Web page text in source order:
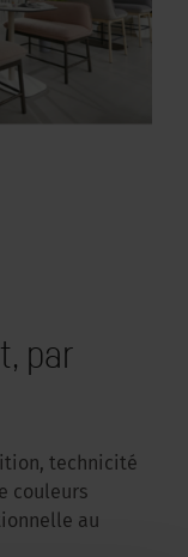
par
technicité
couleurs
au